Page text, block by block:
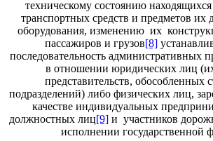
техническому состоянию
транспортных средств и предметов их
оборудования, изменению их
пассажиров и грузов[8]
последовательность административных
в отношении юридических лиц
представительств, обособленных
подразделений) либо физических лиц,
качестве индивидуальных
должностных лиц[9] и участников
исполнении государственной